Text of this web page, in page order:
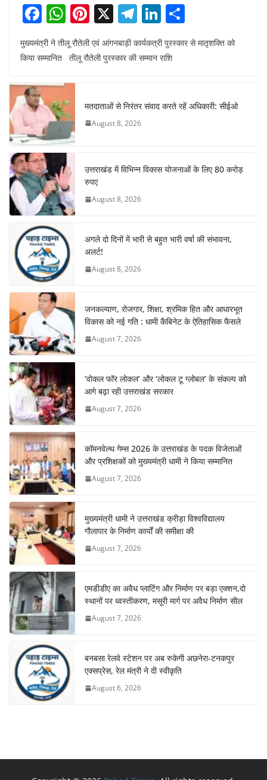
F
a
c
b
o
o
k
W
h
at
A
p
p
Pi
nt
er
X T
el
e
m
Li
n
k
n
h
ar
मुख्यमंत्री ने तीलू रौतेली एवं आंगनबाड़ी कार्यकत्री पुरस्कार से मातृशक्ति को
किया सम्मानित तीलू रौतेली पुरस्कार की सम्मान राशि
मतदाताओं से निरंतर संवाद करते रहें अधिकारी: सीईओ
August 8, 2026
उत्तराखंड में विभिन्न विकास योजनाओं के लिए 80 करोड़
रुपए
August 8, 2026
अगले दो दिनों में भारी से बहुत भारी वर्षा की संभावना,
अलर्ट!
August 8, 2026
जनकल्याण, रोजगार, शिक्षा, श्रमिक हित और आधारभूत
विकास को नई गति : धामी कैबिनेट के ऐतिहासिक फैसले
August 7, 2026
‘वोकल फॉर लोकल’ और ‘लोकल टू ग्लोबल’ के संकल्प को
आगे बढ़ा रही उत्तराखंड सरकार
August 7, 2026
कॉमनवेल्थ गेम्स 2026 के उत्तराखंड के पदक विजेताओं
और प्रशिक्षकों को मुख्यमंत्री धामी ने किया सम्मानित
August 7, 2026
मुख्यमंत्री धामी ने उत्तराखंड क्रीड़ा विश्वविद्यालय
गौलापार के निर्माण कार्यों की समीक्षा की
August 7, 2026
एमडीडीए का अवैध प्लाटिंग और निर्माण पर बड़ा एक्शन,दो
स्थानों पर ध्वस्तीकरण, मसूरी मार्ग पर अवैध निर्माण सील
August 7, 2026
बनबसा रेलवे स्टेशन पर अब रुकेगी अछनेरा-टनकपुर
एक्सप्रेस, रेल मंत्री ने दी स्वीकृति
August 6, 2026